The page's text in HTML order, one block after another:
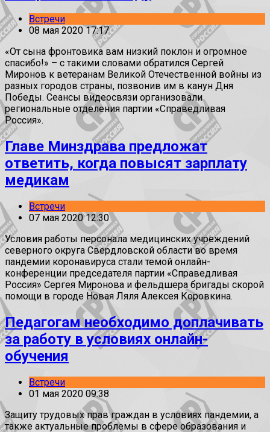
Встречи
08 мая 2020 17:17
«От сына фронтовика вам низкий поклон и огромное
спасибо!» – с такими словами обратился Сергей
Миронов к ветеранам Великой Отечественной войны из
разных городов страны, позвонив им в канун Дня
Победы. Сеансы видеосвязи организовали
региональные отделения партии «Справедливая
Россия».
Главе Минздрава предложат
ответить, когда повысят зарплату
медикам
Встречи
07 мая 2020 12:30
Условия работы персонала медицинских учреждений
северного округа Свердловской области во время
пандемии коронавируса стали темой онлайн-
конференции председателя партии «Справедливая
Россия» Сергея Миронова и фельдшера бригады скорой
помощи в городе Новая Ляля Алексея Коровкина.
Педагогам необходимо доплачивать
за работу в условиях онлайн-
обучения
Встречи
01 мая 2020 09:38
Защиту трудовых прав граждан в условиях пандемии, а
также актуальные проблемы в сфере образования и